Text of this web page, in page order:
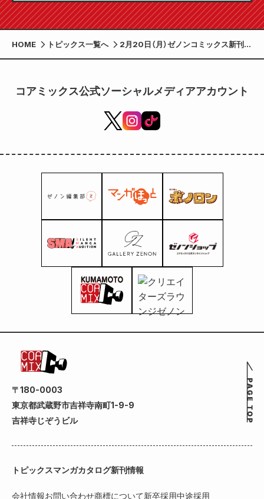
HOME トピックス一覧へ
2月20日（月）ゼノンコミックス新刊発
売！
コアミックス公式ソーシャルメディアアカウント
〒180-0003
東京都武蔵野市吉祥寺南町1-9-9
吉祥寺じぞうビル
トピックスマンガカタログ新刊情報
会社情報お問い合わせ商標について新卒採用中途採用